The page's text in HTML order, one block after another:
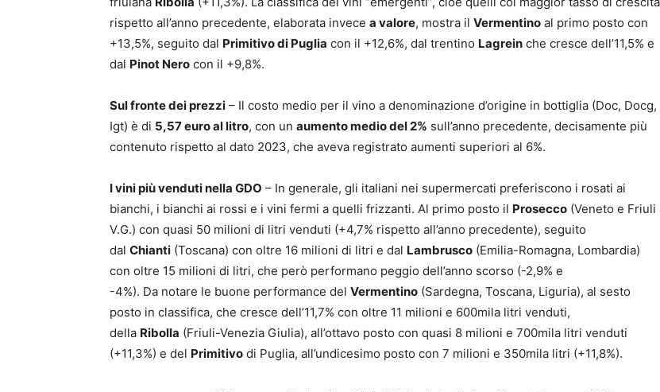
rispetto all’anno precedente, elaborata invece a valore, mostra il Vermentino al primo posto con
+13,5%, seguito dal Primitivo di Puglia con il +12,6%, dal trentino Lagrein che cresce dell’11,5% e
dal Pinot Nero con il +9,8%.
Sul fronte dei prezzi – Il costo medio per il vino a denominazione d’origine in bottiglia (Doc, Docg,
Igt) è di 5,57 euro al litro, con un aumento medio del 2% sull’anno precedente, decisamente più
contenuto rispetto al dato 2023, che aveva registrato aumenti superiori al 6%.
I vini più venduti nella GDO – In generale, gli italiani nei supermercati preferiscono i rosati ai
bianchi, i bianchi ai rossi e i vini fermi a quelli frizzanti. Al primo posto il Prosecco (Veneto e Friuli
V.G.) con quasi 50 milioni di litri venduti (+4,7% rispetto all’anno precedente), seguito
dal Chianti (Toscana) con oltre 16 milioni di litri e dal Lambrusco (Emilia-Romagna, Lombardia)
con oltre 15 milioni di litri, che però performano peggio dell’anno scorso (-2,9% e
-4%). Da notare le buone performance del Vermentino (Sardegna, Toscana, Liguria), al sesto
posto in classifica, che cresce dell’11,7% con oltre 11 milioni e 600mila litri venduti,
della Ribolla (Friuli-Venezia Giulia), all’ottavo posto con quasi 8 milioni e 700mila litri venduti
(+11,3%) e del Primitivo di Puglia, all’undicesimo posto con 7 milioni e 350mila litri (+11,8%).